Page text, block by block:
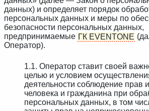
данных) и определяет порядок
персональных данных и меры по
безопасности персональных данных,
предпринимаемые ГК EVENTONE
Оператор).
1.1. Оператор ставит своей
целью и условием
деятельности соблюдение прав
человека и гражданина при
персональных данных, в том